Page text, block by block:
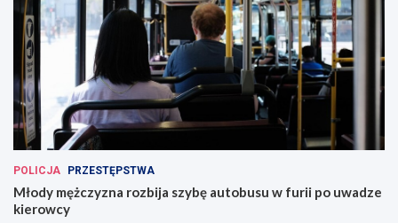
POLICJA PRZESTĘPSTWA
Młody mężczyzna rozbija szybę autobusu w furii po uwadze
kierowcy